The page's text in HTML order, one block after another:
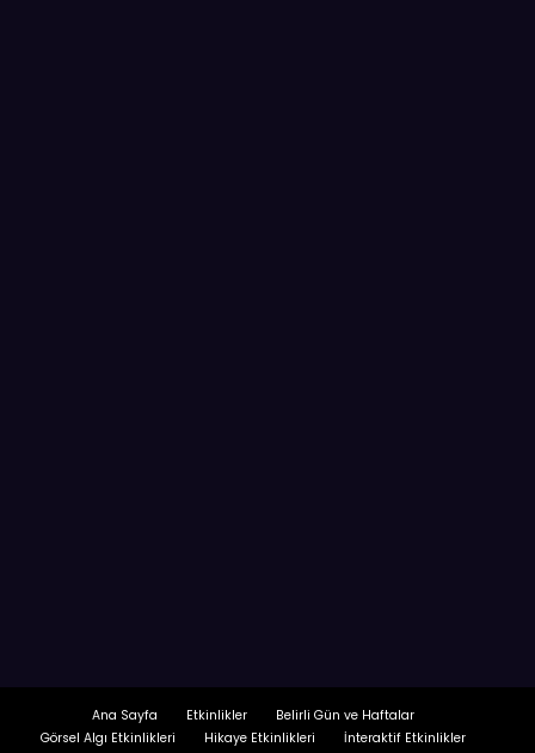
Ana Sayfa Etkinlikler
Belirli Gün ve Haftalar
Görsel Algı Etkinlikleri
Hikaye Etkinlikleri
İnteraktif Etkinlikler